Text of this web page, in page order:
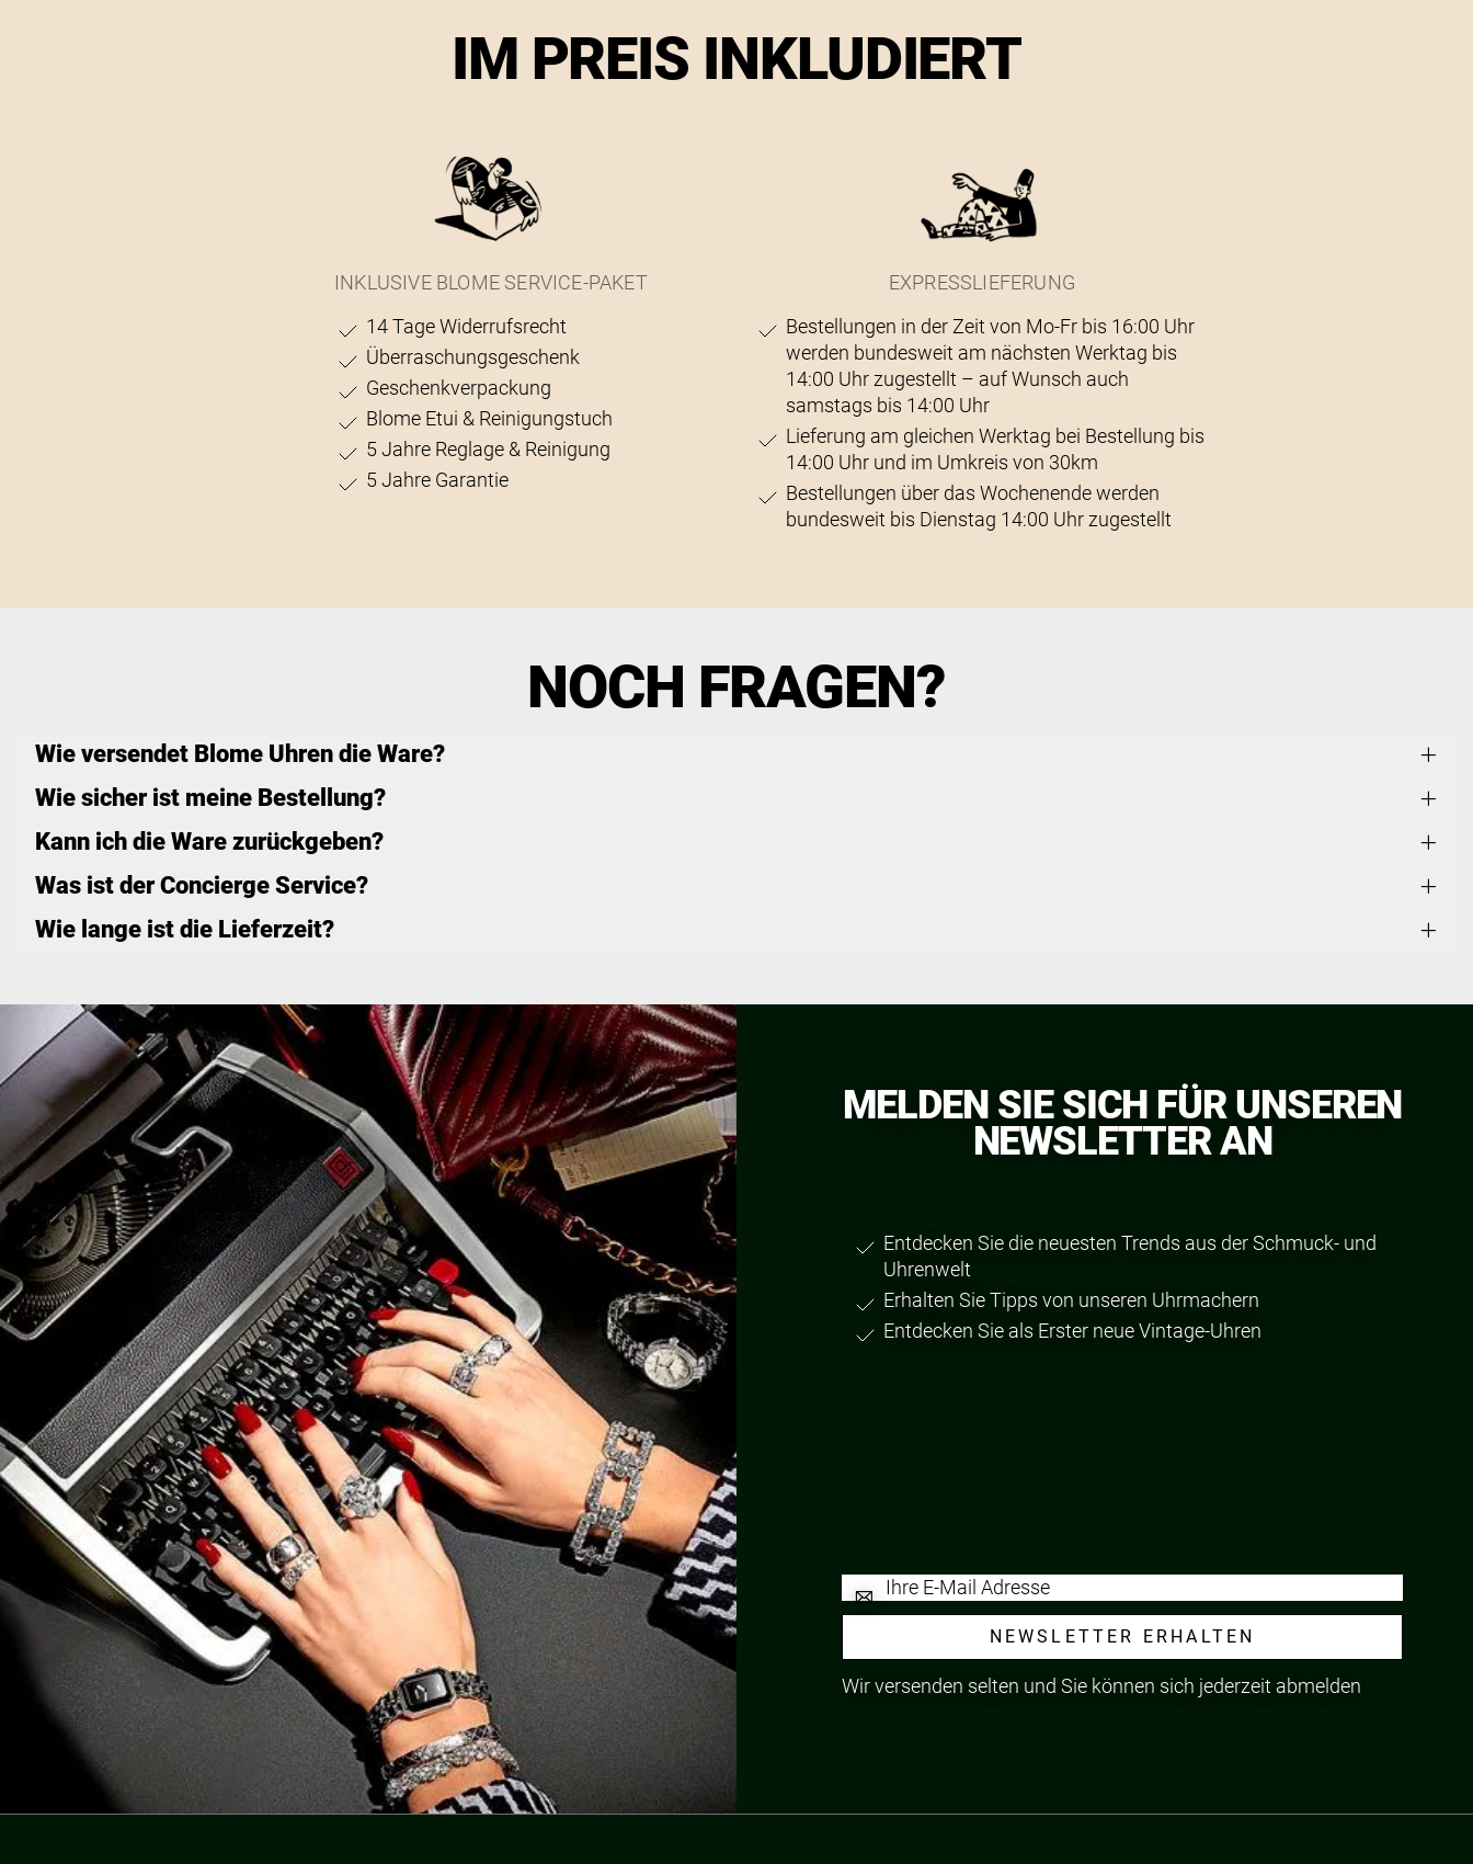
IM PREIS INKLUDIERT
INKLUSIVE BLOME SERVICE-PAKET
14 Tage Widerrufsrecht
Überraschungsgeschenk
Geschenkverpackung
Blome Etui & Reinigungstuch
5 Jahre Reglage & Reinigung
5 Jahre Garantie
EXPRESSLIEFERUNG
Bestellungen in der Zeit von Mo-Fr bis 16:00 Uhr
werden bundesweit am nächsten Werktag bis
14:00 Uhr zugestellt – auf Wunsch auch
samstags bis 14:00 Uhr
Lieferung am gleichen Werktag bei Bestellung bis
14:00 Uhr und im Umkreis von 30km
Bestellungen über das Wochenende werden
bundesweit bis Dienstag 14:00 Uhr zugestellt
NOCH FRAGEN?
Wie versendet Blome Uhren die Ware?
Wie sicher ist meine Bestellung?
Kann ich die Ware zurückgeben?
Was ist der Concierge Service?
Wie lange ist die Lieferzeit?
MELDEN SIE SICH FÜR UNSEREN
NEWSLETTER AN
Entdecken Sie die neuesten Trends aus der Schmuck- und
Uhrenwelt
Erhalten Sie Tipps von unseren Uhrmachern
Entdecken Sie als Erster neue Vintage-Uhren
NEWSLETTER ERHALTEN
Wir versenden selten und Sie können sich jederzeit abmelden